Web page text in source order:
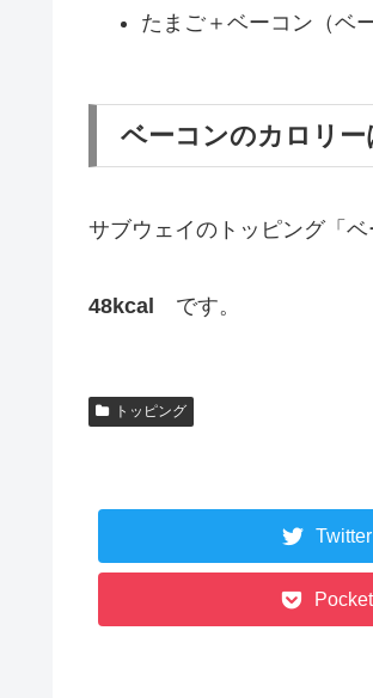
たまご＋ベーコン（ベ
ベーコンのカロリー
サブウェイのトッピング「
48kcal です。
トッピング
Twitter
Pocket